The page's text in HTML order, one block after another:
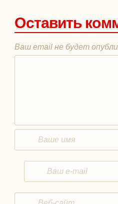
Оставить
Ваш email не будет